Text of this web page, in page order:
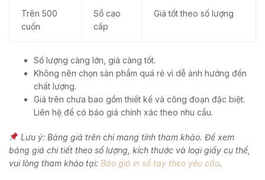
Trên 500
cuốn
Sổ cao
cấp
Giá tốt theo số lượng
Số lượng càng lớn, giá càng tốt.
Không nên chọn sản phẩm quá rẻ vì dễ ảnh hưởng đến
chất lượng.
Giá trên chưa bao gồm thiết kế và công đoạn đặc biệt.
Liên hệ để có báo giá chính xác theo nhu cầu.
Lưu ý: Bảng giá trên chỉ mang tính tham khảo. Để xem
bảng giá chi tiết theo số lượng, kích thước và loại giấy cụ thể,
vui lòng tham khảo tại: Báo giá in sổ tay theo yêu cầu.